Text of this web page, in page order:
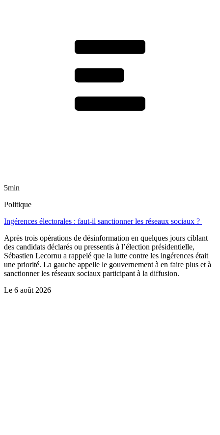
5min
Politique
Ingérences électorales : faut-il sanctionner les réseaux sociaux ?
Après trois opérations de désinformation en quelques jours ciblant
des candidats déclarés ou pressentis à l’élection présidentielle,
Sébastien Lecornu a rappelé que la lutte contre les ingérences était
une priorité. La gauche appelle le gouvernement à en faire plus et à
sanctionner les réseaux sociaux participant à la diffusion.
Le 6 août 2026